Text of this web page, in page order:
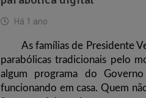
Há 1 ano
As famílias de Presidente
parabólicas tradicionais pelo
algum programa do
funcionando em casa. Quem